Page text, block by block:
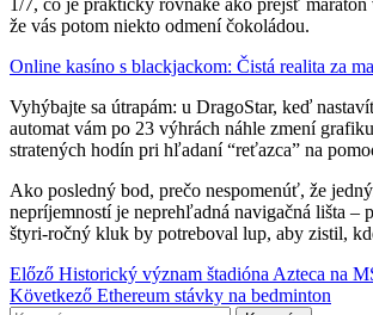
že vás potom niekto odmení čokoládou.
Online kasíno s blackjackom: Čistá realita za
Vyhýbajte sa útrapám: u DragoStar, keď
automat vám po 23 výhrách náhle zmení
stratených hodín pri hľadaní “reťazca” na
Ako posledný bod, prečo nespomenúť, že
nepríjemností je neprehľadná navigačná lišta –
štyri‑ročný kluk by potreboval lup, aby zistil,
Bejegyzés
Előző Historický význam štadióna Azteca na
Következő Ethereum stávky na bedminton